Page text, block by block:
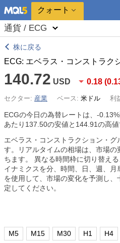
クォート
通貨 / ECG
株に戻る
ECG: エベラス・コンストラク
140.72 USD 0.18 (
セクター: 産業 ベース: 米ドル 利
ECGの今日の為替レートは、 -0.13%
あたり137.50の安値と144.91の高値
エベラス・コンストラクション・グ
す。リアルタイムの相場は、市場
ちます。 異なる時間枠に切り替え
イナミクスを分、時間、日、週、
を使用して、市場の変化を予測し
定してください。
M5 M15 M30 H1 H4